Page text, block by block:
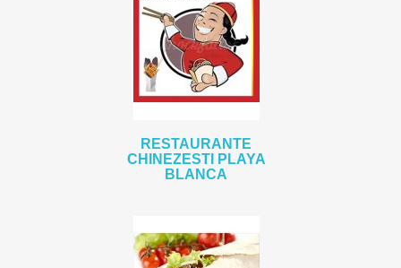
RESTAURANTE
CHINEZESTI PLAYA
BLANCA